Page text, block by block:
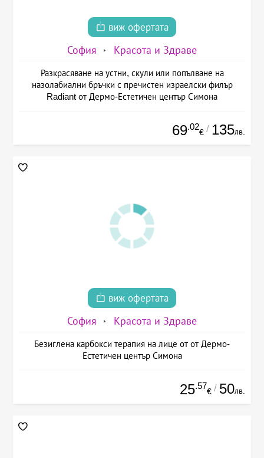
виж офертата
София Красота и Здраве
Разкрасяване на устни, скули или попълване на
назолабиални бръчки с пречистен израелски филър
Radiant от Дермо-Естетичен център Симона
69.02
€ / 135лв.
виж офертата
София Красота и Здраве
Безиглена карбокси терапия на лице от от Дермо-
Естетичен център Симона
25.57
€ / 50лв.